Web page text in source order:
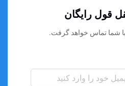
قول رایگان
با شما تماس خواهد گرفت.